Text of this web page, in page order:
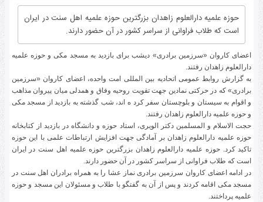
حوزه علمیه دارالعلوم زاهدان بزرگترین حوزه علمیه اهل سنت در ایران
است که طلاب فراوانی از سراسر کشور در آن حضور دارند.
اعضای کاروان «سرزمین برادری» دیشب برای بازدید به مسجد مکی و حوزه علمیه
دارالعلوم زاهدان رفتند.
به گزارش روابط عمومی اتحادیه بین المللی امت واحده، اعضای کاروان «سرزمین
برادری» که در حرکتی نمادین جهت تقویت روحیه وفاق و همدلی میان پیروان مذاهب
و اقوام به سیستان و بلوچستان سفر کرد ه اند، شب گذشته به بازدید از مسجد مکی
و حوزه علمیه دارالعلوم زاهدان رفتند.
حجت الاسلام و المسلمین دکتر الویری، استاد حوزه و دانشگاه در بازدید از کتابخانه
حوزه علمیه دارالعلوم زاهدان بر آمادگی جهت افزایش ارتباطات علمی با این حوزه
تاکید کرد. حوزه علمیه دارالعلوم زاهدان بزرگترین حوزه علمیه اهل سنت در ایران
است که طلاب فراوانی از سراسر کشور در آن حضور دارند.
در ادامه اعضای کاروان سرزمین برادری نماز عشا را به همراه برادران اهل سنت در
مسجد مکی اقامه کردند و پس از آن به گفتگو با طلاب و مسئولان این مسجد و حوزه
علمیه پرداختند.